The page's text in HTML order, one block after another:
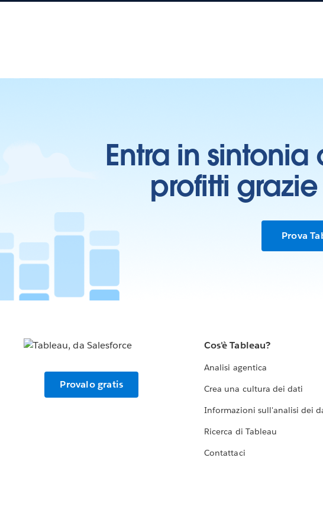
Entra in
profitti
Prova
Provalo gratis
Cos'è Tableau?
Analisi agentica
Crea una cultura dei dati
Informazioni sull'analisi dei
Ricerca di Tableau
Contattaci